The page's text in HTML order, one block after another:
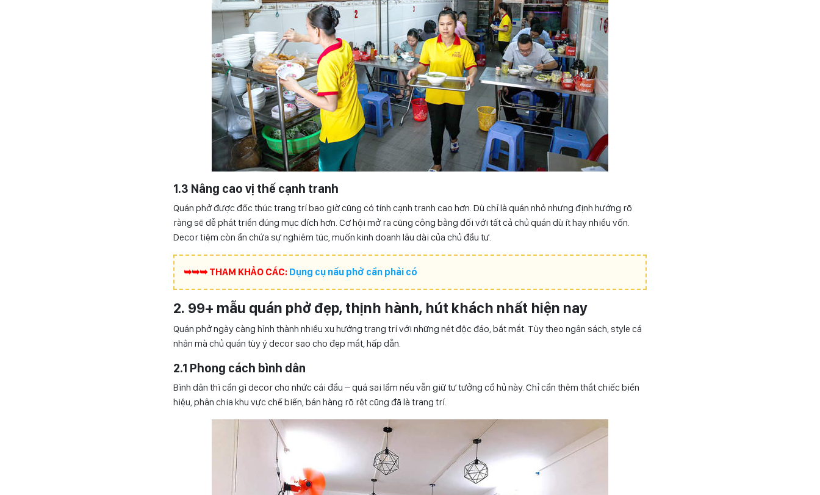
1.3 Nâng cao vị thế cạnh tranh
Quán phở được đốc thúc trang trí bao giờ cũng có tính cạnh tranh cao hơn. Dù chỉ là quán nhỏ nhưng định hướng rõ
ràng sẽ dễ phát triển đúng mục đích hơn. Cơ hội mở ra cũng công bằng đối với tất cả chủ quán dù ít hay nhiều vốn.
Decor tiệm còn ẩn chứa sự nghiêm túc, muốn kinh doanh lâu dài của chủ đầu tư.
➥➥➥ THAM KHẢO CÁC: Dụng cụ nấu phở cần phải có
2. 99+ mẫu quán phở đẹp, thịnh hành, hút khách nhất hiện nay
Quán phở ngày càng hình thành nhiều xu hướng trang trí với những nét độc đáo, bắt mắt. Tùy theo ngân sách, style cá
nhân mà chủ quán tùy ý decor sao cho đẹp mắt, hấp dẫn.
2.1 Phong cách bình dân
Bình dân thì cần gì decor cho nhức cái đầu – quá sai lầm nếu vẫn giữ tư tưởng cổ hủ này. Chỉ cần thêm thắt chiếc biển
hiệu, phân chia khu vực chế biến, bán hàng rõ rệt cũng đã là trang trí.